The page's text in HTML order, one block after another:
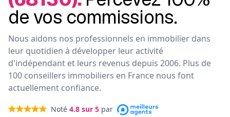
de vos commissions.
Nous aidons nos professionnels en immobilier dans
leur quotidien à développer leur activité
d'indépendant et leurs revenus depuis 2006. Plus de
100 conseillers immobiliers en France nous font
actuellement confiance.
Noté 4.8 sur 5 par